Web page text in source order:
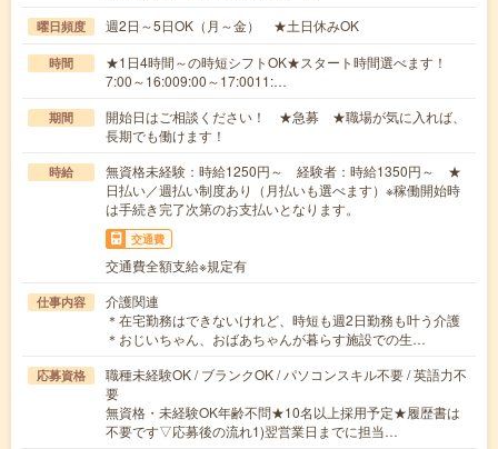
曜日頻度 週2日～5日OK（月～金） ★土日休みOK
時間
★1日4時間～の時短シフトOK★スタート時間選べます！
7:00～16:009:00～17:0011:…
期間
開始日はご相談ください！ ★急募 ★職場が気に入れば、
長期でも働けます！
時給
無資格未経験：時給1250円～ 経験者：時給1350円～ ★
日払い／週払い制度あり（月払いも選べます）※稼働開始時
は手続き完了次第のお支払いとなります。
交通費
交通費全額支給※規定有
仕事内容
介護関連
＊在宅勤務はできないけれど、時短も週2日勤務も叶う介護
＊おじいちゃん、おばあちゃんが暮らす施設での生…
応募資格
職種未経験OK / ブランクOK / パソコンスキル不要 / 英語力不
要
無資格・未経験OK年齢不問★10名以上採用予定★履歴書は
不要です▽応募後の流れ1)翌営業日までに担当…